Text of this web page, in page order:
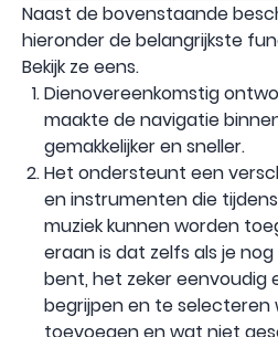
Naast de bovenstaande
hieronder de belangrijkste
Bekijk ze eens.
Dienovereenkomstig
maakte de navigatie
gemakkelijker en sneller.
Het ondersteunt een
en instrumenten die
muziek kunnen worden
eraan is dat zelfs als je
bent, het zeker eenvoudig
begrijpen en te selecteren